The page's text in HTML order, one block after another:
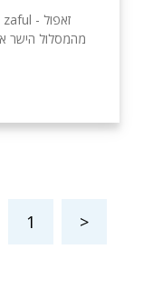
<
1